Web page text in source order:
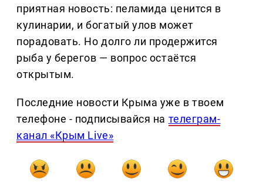
приятная новость: пеламида ценится в
кулинарии, и богатый улов может
порадовать. Но долго ли продержится
рыба у берегов — вопрос остаётся
открытым.
Последние новости Крыма уже в твоем
телефоне - подписывайся на телеграм-
канал «Крым Live»